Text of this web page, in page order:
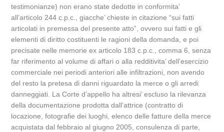
testimonianze) non erano state dedotte in conformita’
all’articolo 244 c.p.c., giacche’ chieste in citazione “sui fatti
articolati in premessa del presente atto”, ovvero sui fatti e gli
elementi di diritto costituenti le ragioni della domanda, e poi
precisate nelle memorie ex articolo 183 c.p.c., comma 6, senza
far riferimento al volume di affari o alla redditivita’ dell’esercizio
commerciale nei periodi anteriori alle infiltrazioni, non avendo
del resto la pretesa di danni riguardato la merce o gli arredi
danneggiati. La Corte d’appello ha altresi’ escluso la rilevanza
della documentazione prodotta dall’attrice (contratto di
locazione, fotografie dei luoghi, elenco delle fatture della merce
acquistata dal febbraio al giugno 2005, consulenza di parte,